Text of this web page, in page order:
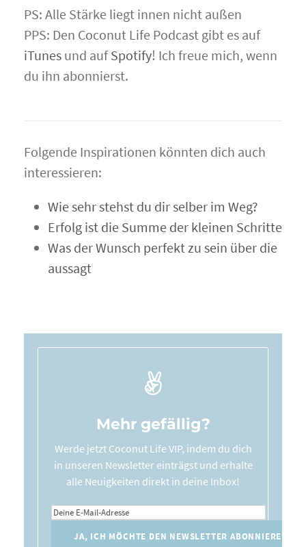
PS: Alle Stärke liegt innen nicht außen
PPS: Den Coconut Life Podcast gibt es auf
iTunes und aufSpotify! Ich freue mich, wenn
du ihn abonnierst.
Folgende Inspirationen könnten dich auch
interessieren:
Wie sehr stehst du dir selber im Weg?
Erfolg ist die Summe der kleinen Schritte
Was der Wunsch perfekt zu sein über die
aussagt
Mehr gefällig?
Werde jetzt Coconut Life VIP, indem du dich
in unseren Newsletter einträgst und erhalte
alle Neuigkeiten direkt in deine Inbox!